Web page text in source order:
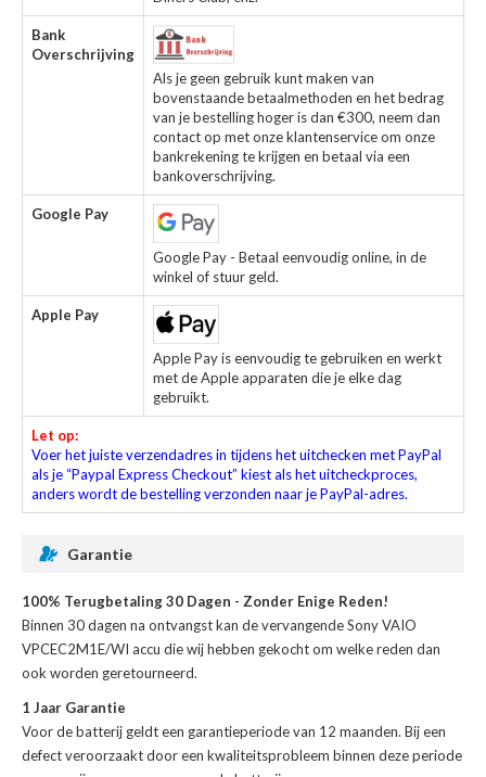
Bank
Overschrijving
Als je geen gebruik kunt maken van
bovenstaande betaalmethoden en het bedrag
van je bestelling hoger is dan €300, neem dan
contact op met onze klantenservice om onze
bankrekening te krijgen en betaal via een
bankoverschrijving.
Google Pay
Google Pay - Betaal eenvoudig online, in de
winkel of stuur geld.
Apple Pay
Apple Pay is eenvoudig te gebruiken en werkt
met de Apple apparaten die je elke dag
gebruikt.
Let op:
Voer het juiste verzendadres in tijdens het uitchecken met PayPal
als je “Paypal Express Checkout” kiest als het uitcheckproces,
anders wordt de bestelling verzonden naar je PayPal-adres.
Garantie
100% Terugbetaling 30 Dagen - Zonder Enige Reden!
Binnen 30 dagen na ontvangst kan devervangende Sony VAIO
VPCEC2M1E/WI accu die wij hebben gekocht om welke reden dan
ook worden geretourneerd.
1 Jaar Garantie
Voor debatterij geldt een garantieperiode van 12 maanden. Bij een
defect veroorzaakt door een kwaliteitsprobleem binnen deze periode